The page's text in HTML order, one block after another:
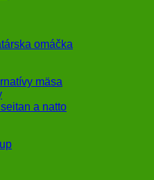
omáčka
mäsa
a natto